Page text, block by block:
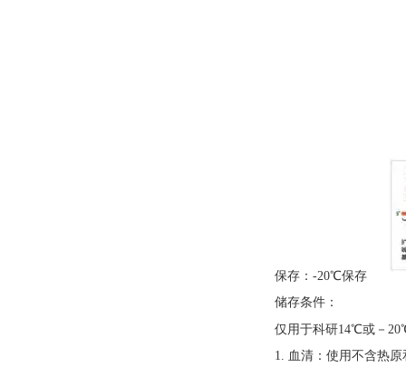
保存： -20℃保存
储存条件：
仅用于科研14℃或－
1. 血清：使用不含热